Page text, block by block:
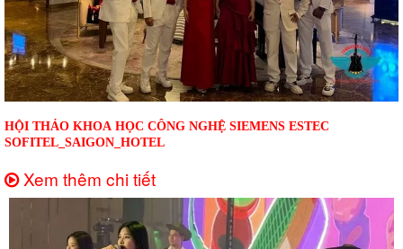
HỘI THẢO KHOA HỌC CÔNG NGHỆ SIEMENS ESTEC
SOFITEL_SAIGON_HOTEL
Xem thêm chi tiết